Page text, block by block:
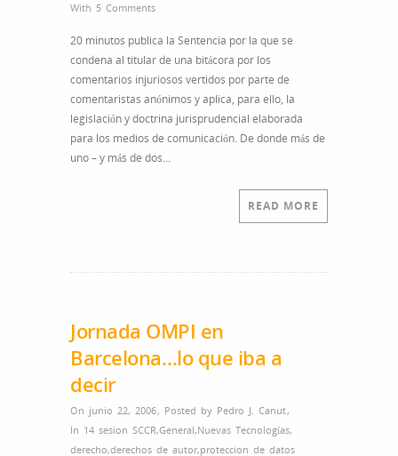
With 5 Comments
20 minutos publica la Sentencia por la que se
condena al titular de una bitácora por los
comentarios injuriosos vertidos por parte de
comentaristas anónimos y aplica, para ello, la
legislación y doctrina jurisprudencial elaborada
para los medios de comunicación. De donde más de
uno – y más de dos…
READ MORE
Jornada OMPI en
Barcelona…lo que iba a
decir
On junio 22, 2006, Posted by Pedro J. Canut,
In 14 sesion SCCR,General,Nuevas Tecnologías,
derecho,derechos de autor,proteccion de datos